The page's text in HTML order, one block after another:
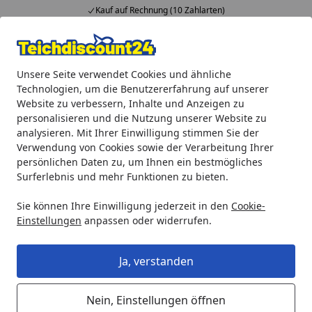
Unsere Seite verwendet Cookies und ähnliche
Technologien, um die Benutzererfahrung auf unserer
Website zu verbessern, Inhalte und Anzeigen zu
personalisieren und die Nutzung unserer Website zu
analysieren. Mit Ihrer Einwilligung stimmen Sie der
Verwendung von Cookies sowie der Verarbeitung Ihrer
persönlichen Daten zu, um Ihnen ein bestmögliches
Surferlebnis und mehr Funktionen zu bieten.
Sie können Ihre Einwilligung jederzeit in den Cookie-
Einstellungen anpassen oder widerrufen.
Ja, verstanden
Nein, Einstellungen öffnen
Kauf auf Rechnung (10 Zahlarten)
Alle Produkte
Mein Konto
Suchen
Startseite
Teichprodukte Teichfilter & Teichbelüfter UVC-
UVC-Teichklärer 110W (F4110X-00)
(1 Bewertung)